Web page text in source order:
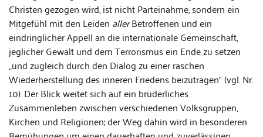
Christen gezogen wird, ist nicht Parteinahme, sondern ein
Mitgefühl mit den Leiden allerBetroffenen und ein
eindringlicher Appell an die internationale Gemeinschaft,
jeglicher Gewalt und dem Terrorismus ein Ende zu setzen
„und zugleich durch den Dialog zu einer raschen
Wiederherstellung des inneren Friedens beizutragen“ (vgl. Nr.
10). Der Blick weitet sich auf ein brüderliches
Zusammenleben zwischen verschiedenen Volksgruppen,
Kirchen und Religionen; der Weg dahin wird in besonderen